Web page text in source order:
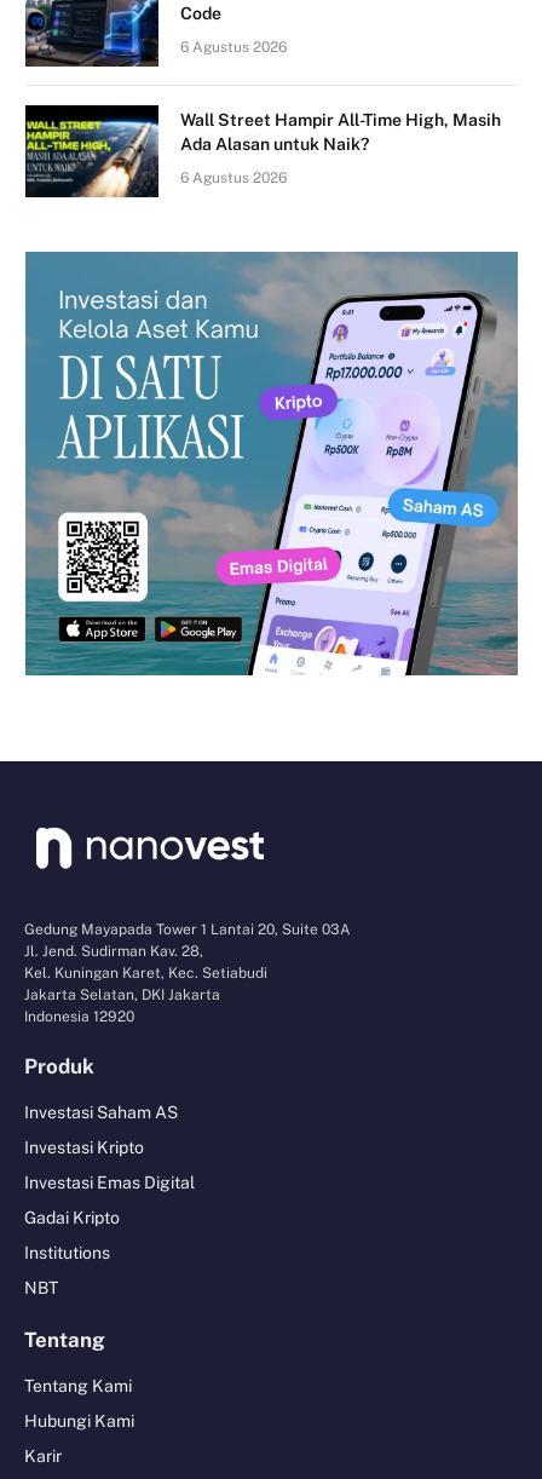
Code
6 Agustus 2026
Wall Street Hampir All-Time High, Masih
Ada Alasan untuk Naik?
6 Agustus 2026
Gedung Mayapada Tower 1 Lantai 20, Suite 03A
Jl. Jend. Sudirman Kav. 28,
Kel. Kuningan Karet, Kec. Setiabudi
Jakarta Selatan, DKI Jakarta
Indonesia 12920
Produk
Investasi Saham AS
Investasi Kripto
Investasi Emas Digital
Gadai Kripto
Institutions
NBT
Tentang
Tentang Kami
Hubungi Kami
Karir